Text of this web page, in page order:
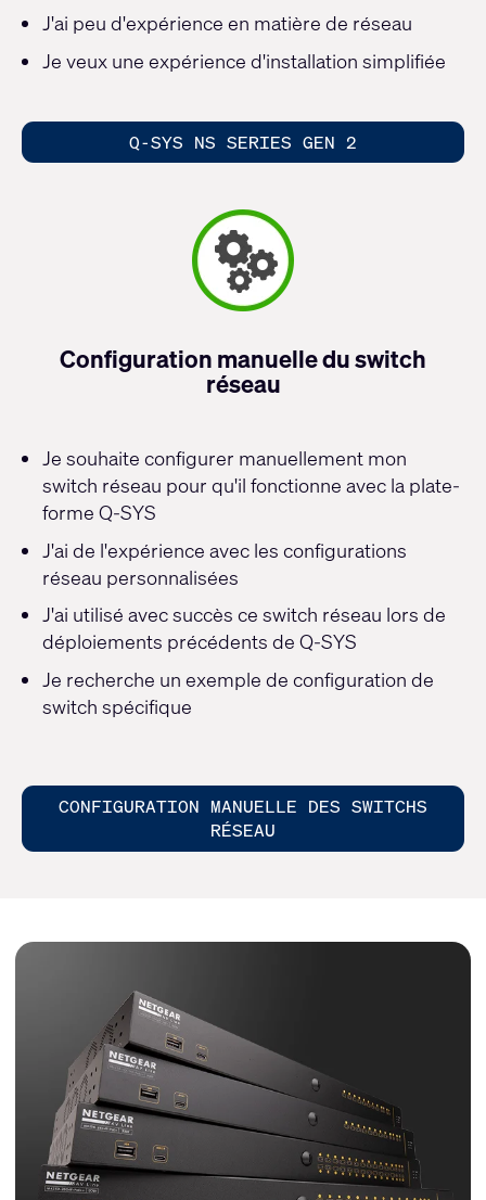
J'ai peu d'expérience en matière de réseau
Je veux une expérience d'installation simplifiée
Q-SYS NS SERIES GEN 2
Configuration manuelle du switch
réseau
Je souhaite configurer manuellement mon
switch réseau pour qu'il fonctionne avec la plate-
forme Q-SYS
J'ai de l'expérience avec les configurations
réseau personnalisées
J'ai utilisé avec succès ce switch réseau lors de
déploiements précédents de Q-SYS
Je recherche un exemple de configuration de
switch spécifique
CONFIGURATION MANUELLE DES SWITCHS
RÉSEAU